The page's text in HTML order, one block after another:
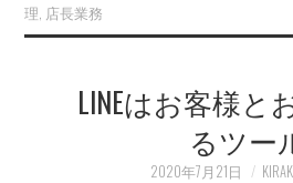
理 店長業務
LINEはお客様と
るツー
2020年7月21日